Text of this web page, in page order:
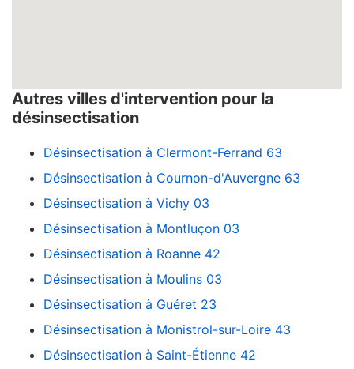
Autres villes d'intervention pour la
désinsectisation
Désinsectisation à Clermont-Ferrand 63
Désinsectisation à Cournon-d'Auvergne 63
Désinsectisation à Vichy 03
Désinsectisation à Montluçon 03
Désinsectisation à Roanne 42
Désinsectisation à Moulins 03
Désinsectisation à Guéret 23
Désinsectisation à Monistrol-sur-Loire 43
Désinsectisation à Saint-Étienne 42